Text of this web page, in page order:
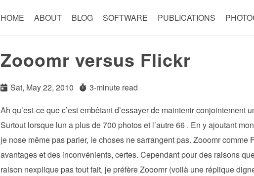
HOME ABOUT BLOG SOFTWARE PUBLICATIONS
Zooomr versus Flickr
Sat, May 22, 2010
3-minute read
Ah qu’est-ce que c’est embêtant d’essayer de maintenir conjointement
Surtout lorsque lun a plus de 700 photos et l’autre 66 . En y ajoutant
je nose même pas parler, le choses ne sarrangent pas. Zooomr comme
avantages et des inconvénients, certes. Cependant pour des raisons
raison nexplique pas tout fait, je préfère Zooomr (voilà une réplique